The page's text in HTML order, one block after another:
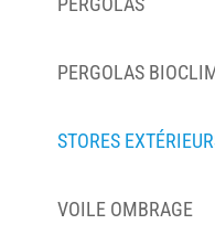
PERGOLAS
STORES
VOILE OMBRAGE